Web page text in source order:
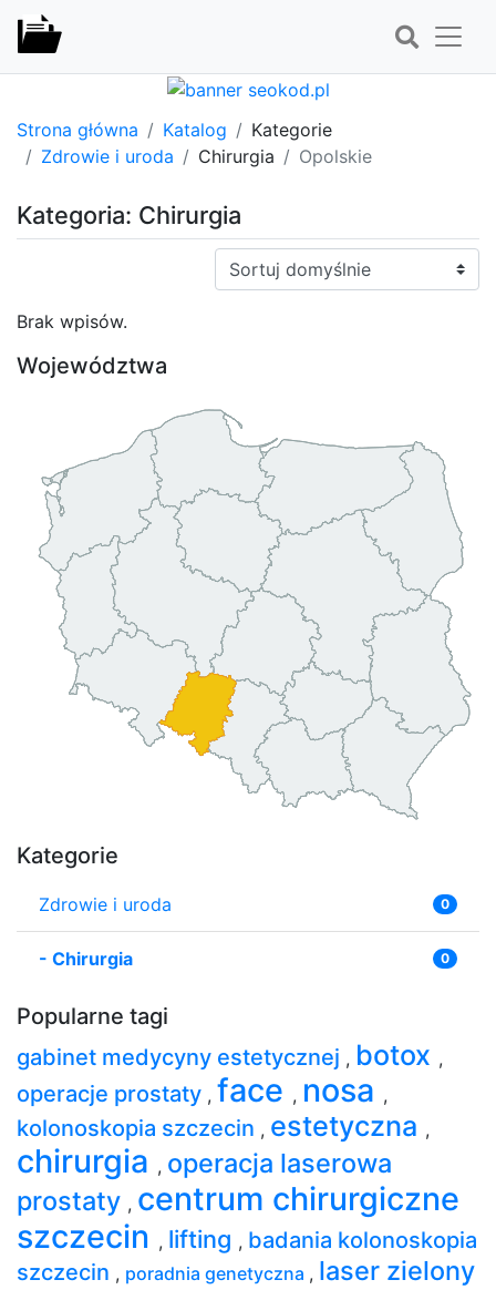
Strona główna Katalog
Kategorie
Zdrowie i uroda
Chirurgia Opolskie
Kategoria: Chirurgia
Sortuj:
Brak wpisów.
Województwa
Kategorie
Zdrowie i uroda 0
- Chirurgia 0
Popularne tagi
gabinet medycyny estetycznej , botox ,
operacje prostaty , face , nosa ,
kolonoskopia szczecin , estetyczna ,
chirurgia , operacja laserowa
prostaty , centrum chirurgiczne
szczecin , lifting , badania kolonoskopia
szczecin , poradnia genetyczna , laser zielony